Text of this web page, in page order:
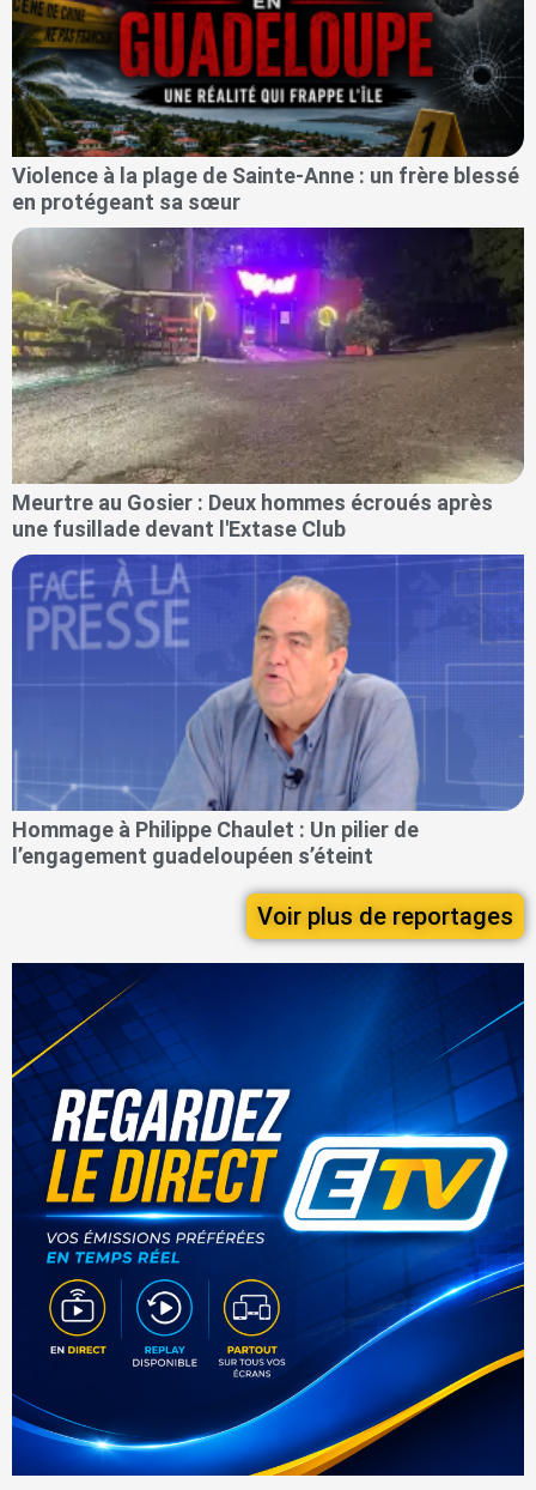
Violence à la plage de Sainte-Anne : un frère blessé
en protégeant sa sœur
Meurtre au Gosier : Deux hommes écroués après
une fusillade devant l'Extase Club
Hommage à Philippe Chaulet : Un pilier de
l’engagement guadeloupéen s’éteint
Voir plus de reportages